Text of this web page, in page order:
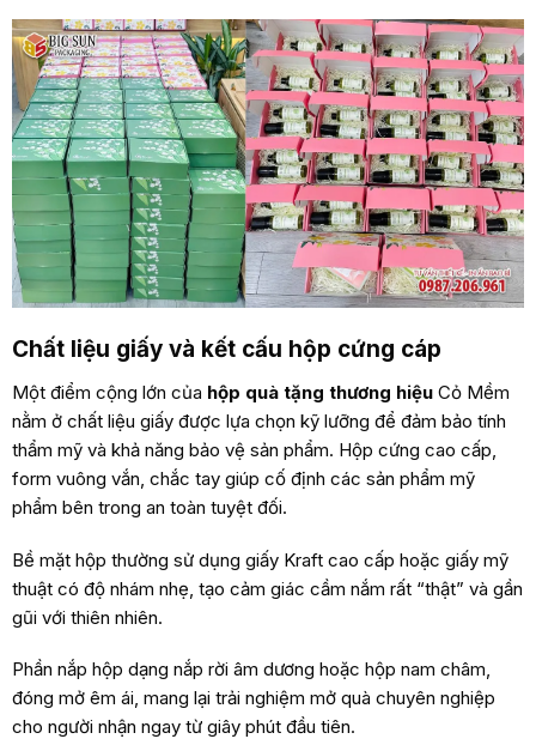
Chất liệu giấy và kết cấu hộp cứng cáp
Một điểm cộng lớn của hộp quà tặng thương hiệuCỏ Mềm
nằm ở chất liệu giấy được lựa chọn kỹ lưỡng để đảm bảo tính
thẩm mỹ và khả năng bảo vệ sản phẩm. Hộp cứng cao cấp,
form vuông vắn, chắc tay giúp cố định các sản phẩm mỹ
phẩm bên trong an toàn tuyệt đối.
Bề mặt hộp thường sử dụng giấy Kraft cao cấp hoặc giấy mỹ
thuật có độ nhám nhẹ, tạo cảm giác cầm nắm rất “thật” và gần
gũi với thiên nhiên.
Phần nắp hộp dạng nắp rời âm dương hoặc hộp nam châm,
đóng mở êm ái, mang lại trải nghiệm mở quà chuyên nghiệp
cho người nhận ngay từ giây phút đầu tiên.